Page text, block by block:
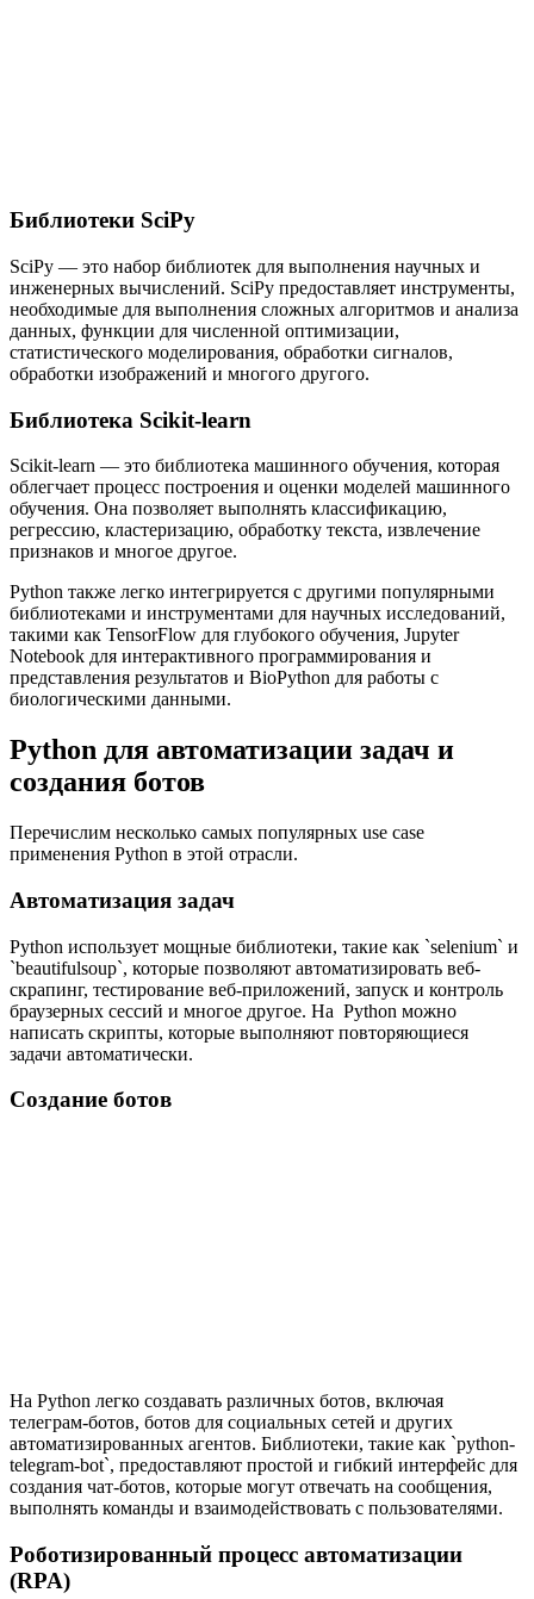
Библиотеки SciPy
SciPy — это набор библиотек для выполнения научных и
инженерных вычислений. SciPy предоставляет инструменты,
необходимые для выполнения сложных алгоритмов и анализа
данных, функции для численной оптимизации,
статистического моделирования, обработки сигналов,
обработки изображений и многого другого.
Библиотека Scikit-learn
Scikit-learn — это библиотека машинного обучения, которая
облегчает процесс построения и оценки моделей машинного
обучения. Она позволяет выполнять классификацию,
регрессию, кластеризацию, обработку текста, извлечение
признаков и многое другое.
Python также легко интегрируется с другими популярными
библиотеками и инструментами для научных исследований,
такими как TensorFlow для глубокого обучения, Jupyter
Notebook для интерактивного программирования и
представления результатов и BioPython для работы с
биологическими данными.
Python для автоматизации задач и
создания ботов
Перечислим несколько самых популярных use case
применения Python в этой отрасли.
Автоматизация задач
Python использует мощные библиотеки, такие как `selenium` и
`beautifulsoup`, которые позволяют автоматизировать веб-
скрапинг, тестирование веб-приложений, запуск и контроль
браузерных сессий и многое другое. На Python можно
написать скрипты, которые выполняют повторяющиеся
задачи автоматически.
Создание ботов
На Python легко создавать различных ботов, включая
телеграм-ботов, ботов для социальных сетей и других
автоматизированных агентов. Библиотеки, такие как `python-
telegram-bot`, предоставляют простой и гибкий интерфейс для
создания чат-ботов, которые могут отвечать на сообщения,
выполнять команды и взаимодействовать с пользователями.
Роботизированный процесс автоматизации
(RPA)